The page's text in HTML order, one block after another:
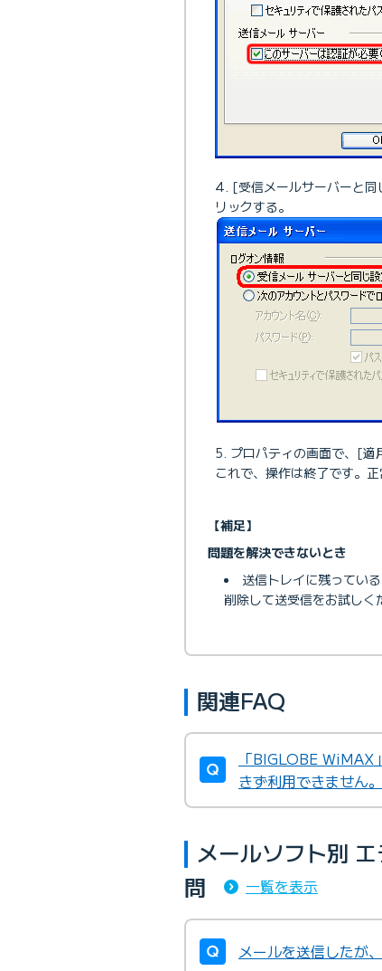
[受信メールサーバーと
リックする。
プロパティの画面で、[適
これで、操作は終了です。
【補足】
問題を解決できないとき
送信トレイに残ってい
削除して送受信をお試しく
関連FAQ
「BIGLOBE WiMAX
きず利用できません
メールソフト別
問
一覧を表示
メールを送信したが